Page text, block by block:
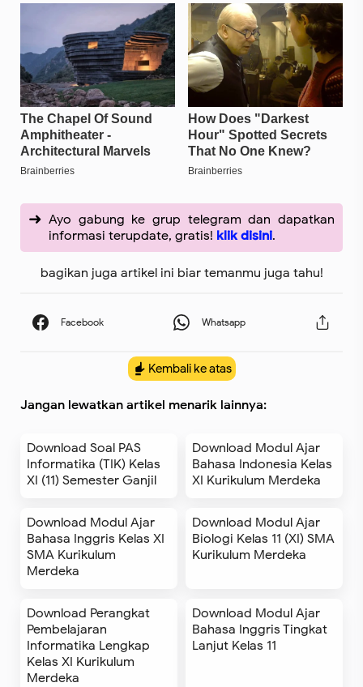
Ayo gabung ke grup telegram dan dapatkan
informasi terupdate, gratis! klik disini.
bagikan juga artikel ini biar temanmu juga tahu!
Kembali ke atas
Jangan lewatkan artikel menarik lainnya:
Download Soal PAS
Informatika (TIK) Kelas
XI (11) Semester Ganjil
Download Modul Ajar
Bahasa Indonesia Kelas
XI Kurikulum Merdeka
Download Modul Ajar
Bahasa Inggris Kelas XI
SMA Kurikulum
Merdeka
Download Modul Ajar
Biologi Kelas 11 (XI) SMA
Kurikulum Merdeka
Download Perangkat
Pembelajaran
Informatika Lengkap
Kelas XI Kurikulum
Merdeka
Download Modul Ajar
Bahasa Inggris Tingkat
Lanjut Kelas 11